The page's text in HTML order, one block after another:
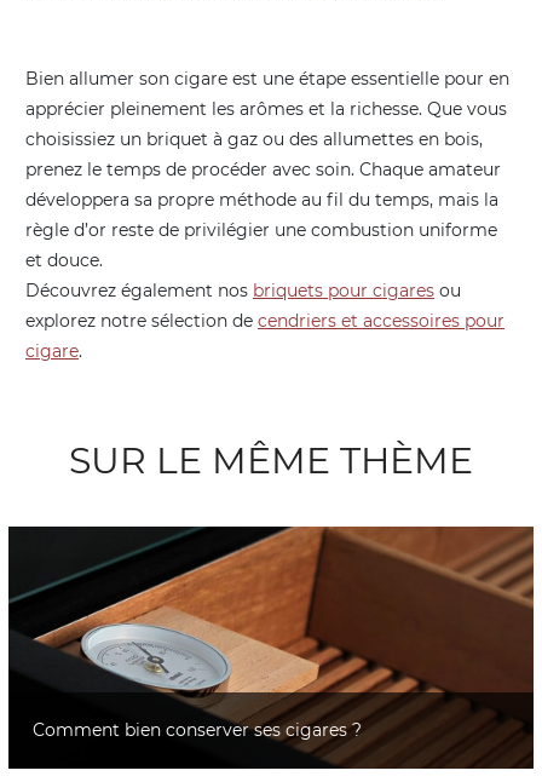
Bien allumer son cigare est une étape essentielle pour en
apprécier pleinement les arômes et la richesse. Que vous
choisissiez un briquet à gaz ou des allumettes en bois,
prenez le temps de procéder avec soin. Chaque amateur
développera sa propre méthode au fil du temps, mais la
règle d’or reste de privilégier une combustion uniforme
et douce.
Découvrez également nos briquets pour cigares ou
explorez notre sélection de cendriers et accessoires pour
cigare.
SUR LE MÊME THÈME
Comment bien conserver ses cigares ?